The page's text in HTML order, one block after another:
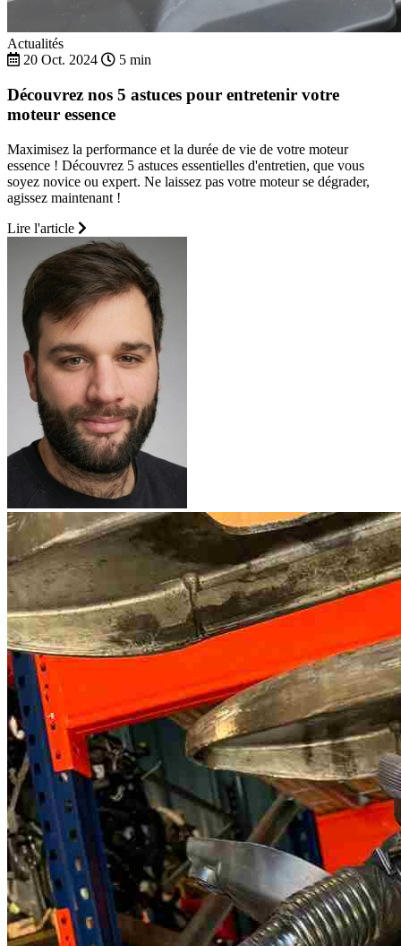
Actualités
20 Oct. 2024
5 min
Découvrez nos 5 astuces pour entretenir votre
moteur essence
Maximisez la performance et la durée de vie de votre moteur
essence ! Découvrez 5 astuces essentielles d'entretien, que vous
soyez novice ou expert. Ne laissez pas votre moteur se dégrader,
agissez maintenant !
Lire l'article